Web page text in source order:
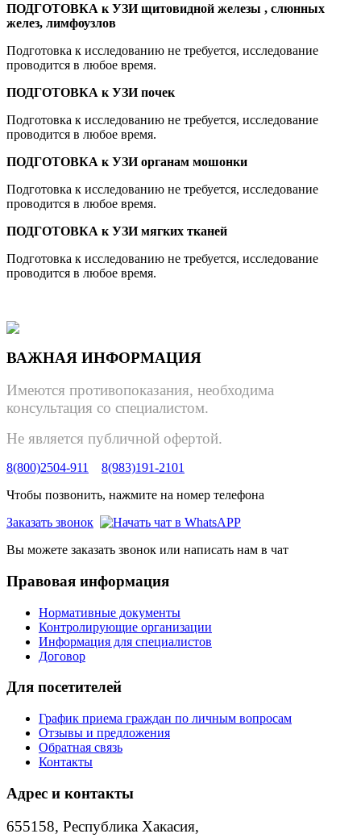
ПОДГОТОВКА к УЗИ щитовидной железы , слюнных
желез, лимфоузлов
Подготовка к исследованию не требуется, исследование
проводится в любое время.
ПОДГОТОВКА к УЗИ почек
Подготовка к исследованию не требуется, исследование
проводится в любое время.
ПОДГОТОВКА к УЗИ органам мошонки
Подготовка к исследованию не требуется, исследование
проводится в любое время.
ПОДГОТОВКА к УЗИ мягких тканей
Подготовка к исследованию не требуется, исследование
проводится в любое время.
ВАЖНАЯ ИНФОРМАЦИЯ
Имеются противопоказания, необходима
консультация со специалистом.
Не является публичной офертой.
8(800)2504-911
8(983)191-2101
Чтобы позвонить, нажмите на номер телефона
Заказать звонок
Вы можете заказать звонок или написать нам в чат
Правовая информация
Нормативные документы
Контролирующие организации
Информация для специалистов
Договор
Для посетителей
График приема граждан по личным вопросам
Отзывы и предложения
Обратная связь
Контакты
Адрес и контакты
655158, Республика Хакасия,